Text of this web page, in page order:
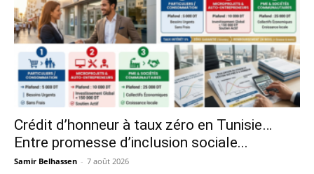
Crédit d’honneur à taux zéro en Tunisie…
Entre promesse d’inclusion sociale...
Samir Belhassen - 7 août 2026